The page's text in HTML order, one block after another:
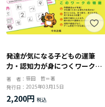
発達が気になる子どもの運筆
力・認知力が身につくワークブ
ック
著 者：笹田 哲＝著
発行日：2025年03月15日
2,200円